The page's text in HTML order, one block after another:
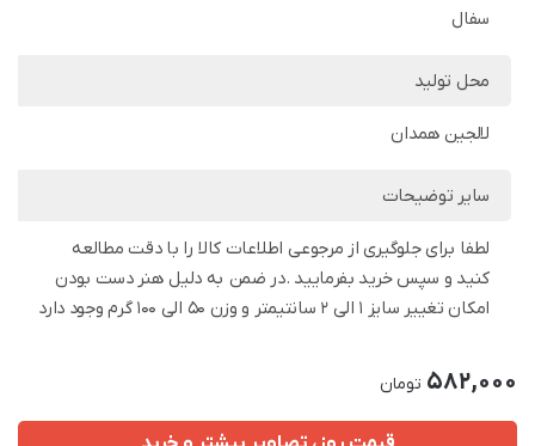
سفال
محل تولید
لالجین همدان
سایر توضیحات
لطفا برای جلوگیری از مرجوعی اطلاعات کالا را با دقت مطالعه
کنید و سپس خرید بفرمایید .در ضمن به دلیل هنر دست بودن
امکان تغییر سایز 1 الی 2 سانتیمتر و وزن 50 الی 100 گرم وجود دارد
582,000 تومان